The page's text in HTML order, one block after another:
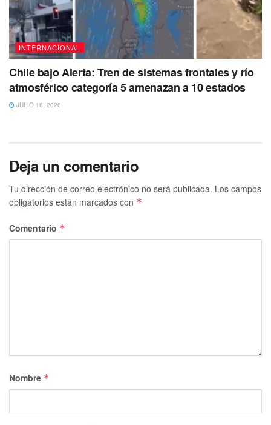
INTERNACIONAL
Chile bajo Alerta: Tren de sistemas frontales y río
atmosférico categoría 5 amenazan a 10 estados
JULIO 16, 2026
Deja un comentario
Tu dirección de correo electrónico no será publicada. Los campos
obligatorios están marcados con *
Comentario *
Nombre *